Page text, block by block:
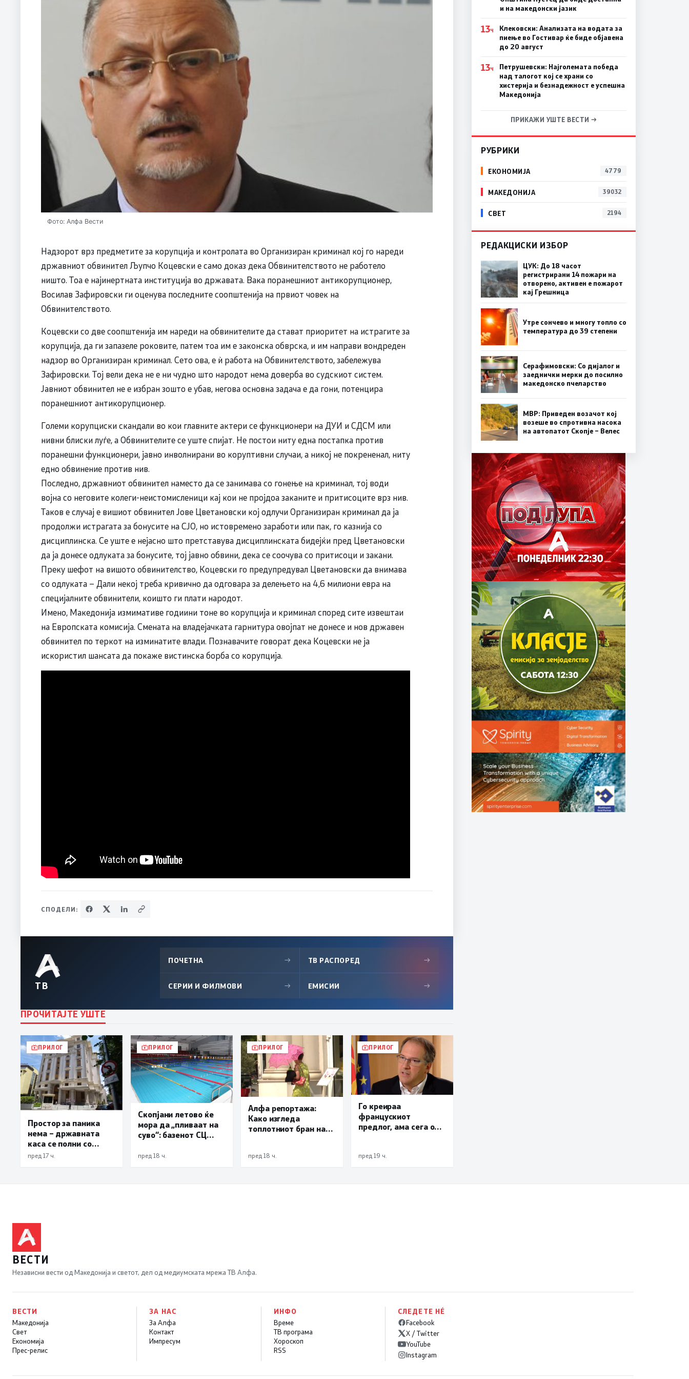
Фото: Алфа Вести
Надзорот врз предметите за корупција и контролата во Организиран криминал кој го нареди
државниот обвинител Љупчо Коцевски е само доказ дека Обвинителството не работело
ништо. Тоа е најинертната институција во државата. Вака поранешниот антикорупционер,
Восилав Зафировски ги оценува последните соопштенија на првиот човек на
Обвинителството.
Коцевски со две соопштенија им нареди на обвинителите да стават приоритет на истрагите за
корупција, да ги запазеле роковите, патем тоа им е законска обврска, и им направи вондреден
надзор во Организиран криминал. Сето ова, е ѝ работа на Обвинителството, забележува
Зафировски. Тој вели дека не е ни чудно што народот нема доверба во судскиот систем.
Јавниот обвинител не е избран зошто е убав, негова основна задача е да гони, потенцира
поранешниот антикорупционер.
Големи корупциски скандали во кои главните актери се функционери на ДУИ и СДСМ или
нивни блиски луѓе, а Обвинителите се уште спијат. Не постои ниту една постапка против
поранешни функционери, јавно инволнирани во коруптивни случаи, а никој не покрененал, ниту
едно обвинение против нив.
Последно, државниот обвинител наместо да се занимава со гонење на криминал, тој води
војна со неговите колеги-неистомисленици кај кои не пројдоа заканите и притисоците врз нив.
Таков е случај е вишиот обвинител Јове Цветановски кој одлучи Организиран криминал да ја
продолжи истрагата за бонусите на СЈО, но истовремено заработи или пак, го казнија со
дисциплинска. Се уште е нејасно што претставува дисциплинската бидејќи пред Цветановски
да ја донесе одлуката за бонусите, тој јавно обвини, дека се соочува со притисоци и закани.
Преку шефот на вишото обвинителство, Коцевски го предупредувал Цветановски да внимава
со одлуката – Дали некој треба кривично да одговара за делењето на 4,6 милиони евра на
специјалните обвинители, коишто ги плати народот.
Имено, Македонија измимативе годиини тоне во корупција и криминал според сите извештаи
на Европската комисија. Смената на владејачката гарнитура овојпат не донесе и нов државен
обвинител по теркот на изминатите влади. Познавачите говорат дека Коцевски не ја
искористил шансата да покаже вистинска борба со корупција.
СПОДЕЛИ:
ТВ
ПОЧЕТНА → ТВ РАСПОРЕД →
СЕРИИ И ФИЛМОВИ → ЕМИСИИ →
ПРОЧИТАЈТЕ УШТЕ
ПРИЛОГ
Простор за паника
нема – државната
каса се полни со
забрзано темпо
пред 17 ч.
ПРИЛОГ
Скопјани летово ќе
мора да „пливаат на
суво“: базенот СЦ
затворен по штетите
пред 18 ч.
ПРИЛОГ
Алфа репортажа:
Како изгледа
топлотниот бран на
пред 18 ч.
ПРИЛОГ
Го креираа
францускиот
предлог, ама сега од
преговарала
пред 19 ч.
и на македонски јазик
13Ч
Клековски: Анализата на водата за
пиење во Гостивар ќе биде објавена
до 20 август
13Ч
Петрушевски: Најголемата победа
над талогот кој се храни со
хистерија и безнадежност е успешна
Македонија
ПРИКАЖИ УШТЕ ВЕСТИ →
РУБРИКИ
ЕКОНОМИЈА 4779
МАКЕДОНИЈА 39032
СВЕТ 2194
РЕДАКЦИСКИ ИЗБОР
ЦУК: До 18 часот
регистрирани 14 пожари на
отворено, активен е пожарот
кај Грешница
Утре сончево и многу топло со
температура до 39 степени
Серафимовски: Со дијалог и
заеднички мерки до посилно
македонско пчеларство
МВР: Приведен возачот кој
возеше во спротивна насока
на автопатот Скопје – Велес
ВЕСТИ
Независни вести од Македонија и светот, дел од медиумската мрежа ТВ Алфа.
ВЕСТИ
Македонија
Свет
Економија
Прес-релис
ЗА НАС
За Алфа
Контакт
Импресум
ИНФО
Време
ТВ програма
Хороскоп
RSS
СЛЕДЕТЕ НÉ
Facebook
X / Twitter
YouTube
Instagram